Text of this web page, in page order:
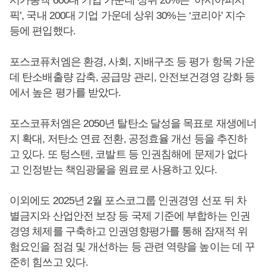
픽’, 국내 200대 기업 가운데 상위 30%는 ‘코리아’ 지수
등에 편입했다.
포스코퓨처엠은 환경, 사회, 지배구조 등 평가 항목 가운
데 탄소배출량 감축, 공급망 관리, 안전보건경영 강화 등
에서 높은 평가를 받았다.
포스코퓨처엠은 2050년 탈탄소 달성을 목표로 재생에너
지 확대, 저탄소 연료 전환, 공정효율 개선 등을 추진하
고 있다. 또 텅스텐, 코발트 등 인권침해에 문제가 없다
고 인정받는 책임광물을 원료로 사용하고 있다.
이외에도 2025년 2월 포스코그룹 인권경영 선포 뒤 차
별금지와 산업안전 보장 등 국제 기준에 부합하는 인권
경영 체제를 구축하고 인권영향평가를 통해 잠재적 위
험요인을 점검 및 개선하는 등 관련 역량을 높이는 데 꾸
준히 힘쓰고 있다.